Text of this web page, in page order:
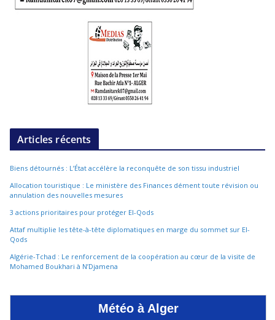
Articles récents
Biens détournés : L’État accélère la reconquête de son tissu industriel
Allocation touristique : Le ministère des Finances dément toute révision ou
annulation des nouvelles mesures
3 actions prioritaires pour protéger El-Qods
Attaf multiplie les tête-à-tête diplomatiques en marge du sommet sur El-
Qods
Algérie-Tchad : Le renforcement de la coopération au cœur de la visite de
Mohamed Boukhari à N’Djamena
Météo à Alger